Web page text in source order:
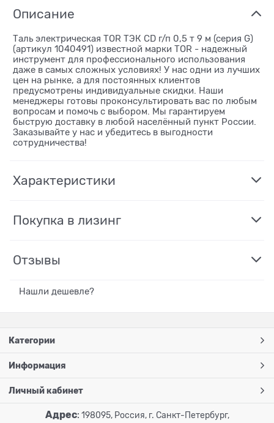
Описание
Таль электрическая TOR ТЭК CD г/п 0,5 т 9 м (серия G)
(артикул 1040491) известной марки TOR - надежный
инструмент для профессионального использования
даже в самых сложных условиях! У нас одни из лучших
цен на рынке, а для постоянных клиентов
предусмотрены индивидуальные скидки. Наши
менеджеры готовы проконсультировать вас по любым
вопросам и помочь с выбором. Мы гарантируем
быструю доставку в любой населённый пункт России.
Заказывайте у нас и убедитесь в выгодности
сотрудничества!
Характеристики
Покупка в лизинг
Отзывы
Нашли дешевле?
Категории
Информация
Личный кабинет
Адрес: 198095, Россия, г. Санкт-Петербург,